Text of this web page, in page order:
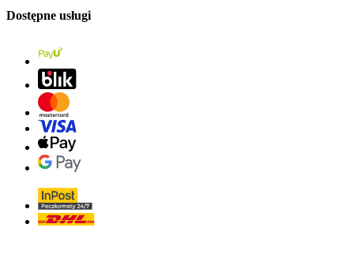
Dostępne usługi